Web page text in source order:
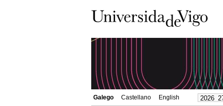
Galego Castellano English